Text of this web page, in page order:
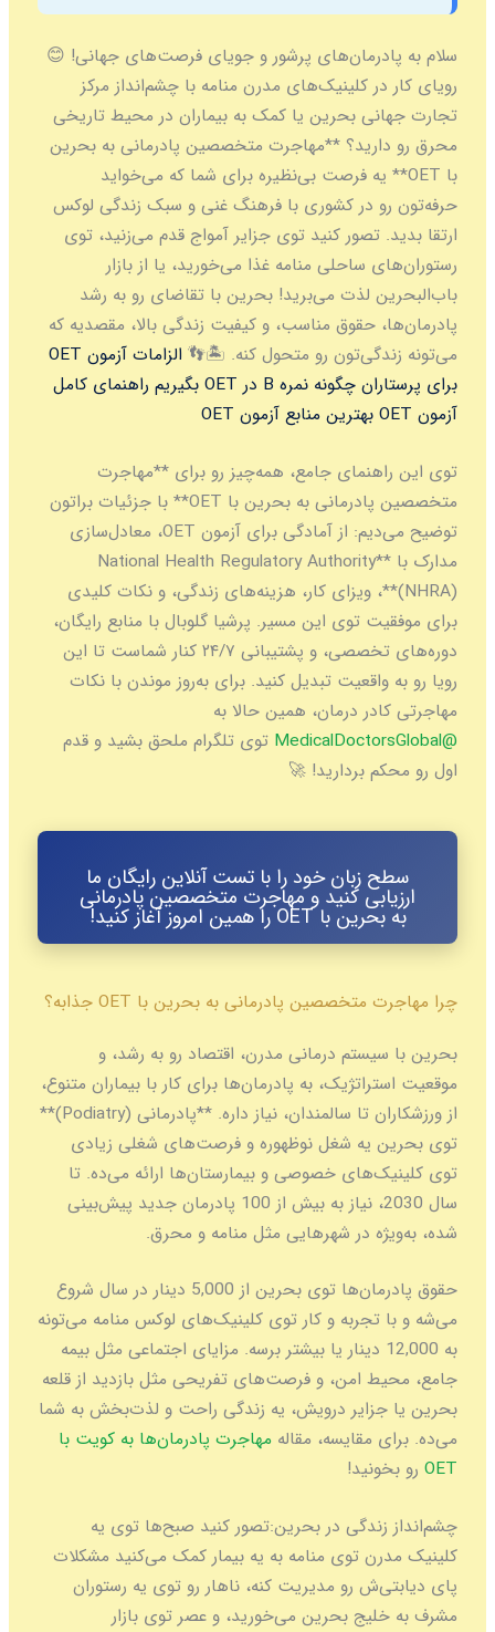
سلام به پادرمان‌های پرشور و جویای فرصت‌های جهانی! 😊
رویای کار در کلینیک‌های مدرن منامه با چشم‌انداز مرکز
تجارت جهانی بحرین یا کمک به بیماران در محیط تاریخی
محرق رو دارید؟ **مهاجرت متخصصین پادرمانی به بحرین
با OET** یه فرصت بی‌نظیره برای شما که می‌خواید
حرفه‌تون رو در کشوری با فرهنگ غنی و سبک زندگی لوکس
ارتقا بدید. تصور کنید توی جزایر آمواج قدم می‌زنید، توی
رستوران‌های ساحلی منامه غذا می‌خورید، یا از بازار
باب‌البحرین لذت می‌برید! بحرین با تقاضای رو به رشد
پادرمان‌ها، حقوق مناسب، و کیفیت زندگی بالا، مقصدیه که
می‌تونه زندگی‌تون رو متحول کنه. 🏝️👣
الزامات آزمون OET
برای پرستاران چگونه نمره B در OET بگیریم
راهنمای کامل
آزمون OET
بهترین منابع آزمون OET
توی این راهنمای جامع، همه‌چیز رو برای **مهاجرت
متخصصین پادرمانی به بحرین با OET** با جزئیات براتون
توضیح می‌دیم: از آمادگی برای آزمون OET، معادل‌سازی
مدارک با **National Health Regulatory Authority
(NHRA)**، ویزای کار، هزینه‌های زندگی، و نکات کلیدی
برای موفقیت توی این مسیر. پرشیا گلوبال با منابع رایگان،
دوره‌های تخصصی، و پشتیبانی ۲۴/۷ کنار شماست تا این
رویا رو به واقعیت تبدیل کنید. برای به‌روز موندن با نکات
مهاجرتی کادر درمان، همین حالا به
@MedicalDoctorsGlobal
توی تلگرام ملحق بشید و قدم
اول رو محکم بردارید! 🚀
سطح زبان خود را با تست آنلاین رایگان ما
ارزیابی کنید و مهاجرت متخصصین پادرمانی
به بحرین با OET را همین امروز آغاز کنید!
چرا مهاجرت متخصصین پادرمانی به بحرین با OET جذابه؟
بحرین با سیستم درمانی مدرن، اقتصاد رو به رشد، و
موقعیت استراتژیک، به پادرمان‌ها برای کار با بیماران متنوع،
از ورزشکاران تا سالمندان، نیاز داره. **پادرمانی (Podiatry)**
توی بحرین یه شغل نوظهوره و فرصت‌های شغلی زیادی
توی کلینیک‌های خصوصی و بیمارستان‌ها ارائه می‌ده. تا
سال 2030، نیاز به بیش از 100 پادرمان جدید پیش‌بینی
شده، به‌ویژه در شهرهایی مثل منامه و محرق.
حقوق پادرمان‌ها توی بحرین از 5,000 دینار در سال شروع
می‌شه و با تجربه و کار توی کلینیک‌های لوکس منامه می‌تونه
به 12,000 دینار یا بیشتر برسه. مزایای اجتماعی مثل بیمه
جامع، محیط امن، و فرصت‌های تفریحی مثل بازدید از قلعه
بحرین یا جزایر درویش، یه زندگی راحت و لذت‌بخش به شما
می‌ده. برای مقایسه، مقاله مهاجرت پادرمان‌ها به کویت با
OETرو بخونید!
چشم‌انداز زندگی در بحرین:تصور کنید صبح‌ها توی یه
کلینیک مدرن توی منامه به یه بیمار کمک می‌کنید مشکلات
پای دیابتی‌ش رو مدیریت کنه، ناهار رو توی یه رستوران
مشرف به خلیج بحرین می‌خورید، و عصر توی بازار